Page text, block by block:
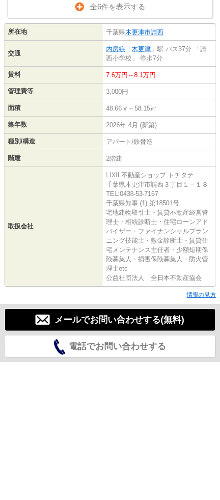
全6件を表示する
所在地 千葉県木更津市請西
交通
内房線 「 木更津 」駅 バス37分 「請
西小学校」 停歩7分
賃料 7.6万円～8.1万円
管理費等 3,000円
面積 48.66㎡～58.15㎡
築年数 2026年 4月 (新築)
種別/構造 アパート/鉄骨造
階建 2階建
取扱会社
LIXIL不動産ショップ トチタテ
千葉県木更津市請西３丁目１－１８
TEL:0438-53-7167
千葉県知事 (1) 第18501号
宅地建物取引士・賃貸不動産経営管
理士・相続診断士・住宅ローンアド
バイザー・ファイナンシャルプラン
ニング技能士・敷金診断士・賃貸住
宅メンテナンス主任者・少額短期保
険募集人・損害保険募集人・防火管
理士etc
公益社団法人 全日本不動産協会
情報の見方
メールでお問い合わせする(無料)
電話でお問い合わせする